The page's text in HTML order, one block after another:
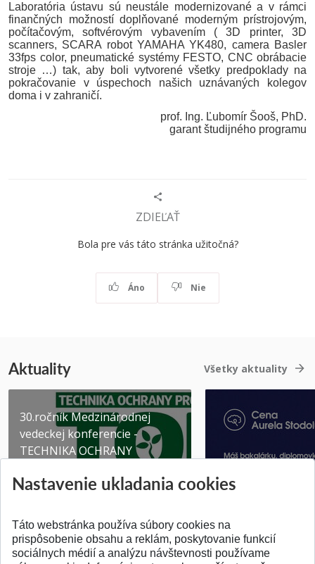
Laboratória ústavu sú neustále modernizované a v rámci
finančných možností doplňované moderným prístrojovým,
počítačovým, softvérovým vybavením ( 3D printer, 3D
scanners, SCARA robot YAMAHA YK480, camera Basler
33fps color, pneumatické systémy FESTO, CNC obrábacie
stroje …) tak, aby boli vytvorené všetky predpoklady na
pokračovanie v úspechoch našich uznávaných kolegov
doma i v zahraničí.
prof. Ing. Ľubomír Šooš, PhD.
garant študijného programu
ZDIEĽAŤ
Bola pre vás táto stránka užitočná?
Áno Nie
Aktuality Všetky aktuality
30.ročník Medzinárodnej
vedeckej konferencie -
TECHNIKA OCHRANY
Pridané 03.08.2026 Pridané 07.07.2026
Nastavenie ukladania cookies
Táto webstránka používa súbory cookies na
prispôsobenie obsahu a reklám, poskytovanie funkcií
sociálnych médií a analýzu návštevnosti používame